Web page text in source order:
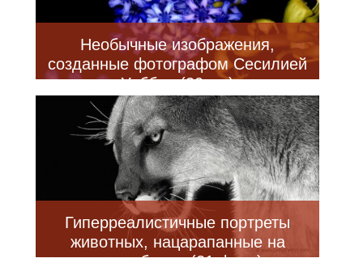
Необычные изображения,
созданные фотографом Сесилией
Уэббер (20 шт)
Гиперреалистичные портреты
животных, нацарапанные на
скретчборде (21 фото)